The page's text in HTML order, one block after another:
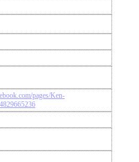
pages/Ken-